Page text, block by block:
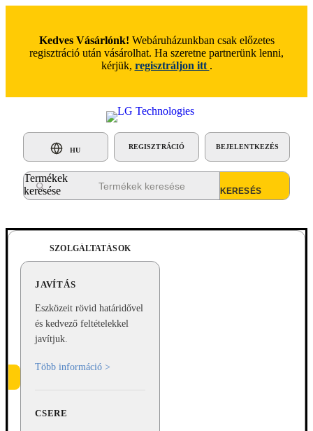
Kedves Vásárlónk! Webáruházunkban csak előzetes
regisztráció után vásárolhat. Ha szeretne partnerünk lenni,
kérjük, regisztráljon itt .
REGISZTRÁCIÓ BEJELENTKEZÉS
HU
Termékek
keresése
SZOLGÁLTATÁSOK
JAVÍTÁS
Eszközeit rövid határidővel
és kedvező feltételekkel
javítjuk.
Több információ >
CSERE